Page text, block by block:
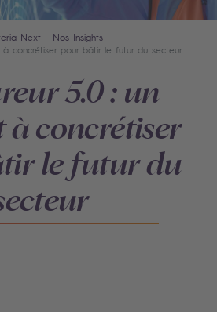
Next
Nos Insights​
à concrétiser pour bâtir le futur du secteur
5.0 : un
à concrétiser
le futur du